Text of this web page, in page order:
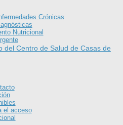
Crónicas
Nutricional
del Centro de Salud de Casas de
el acceso